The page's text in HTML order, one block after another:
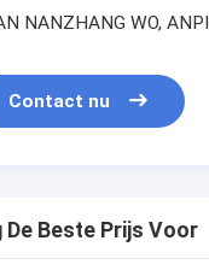
NANZHANG WO,
Contact nu
De Beste Prijs Voor